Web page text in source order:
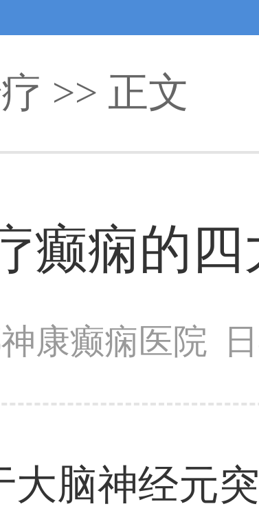
断>> 正文
癫痫的四
康癫痫医院
大脑神经元